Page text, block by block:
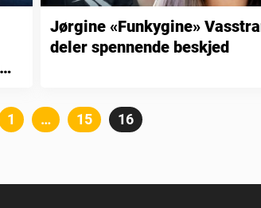
Jørgine «Funkygine»
deler spennende beskjed
Posts
Side
1 … Side
15 Side
16